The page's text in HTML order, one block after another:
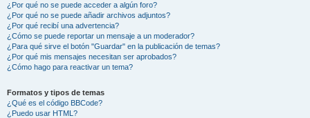
¿Por qué no se puede acceder a algún foro?
¿Por qué no se puede añadir archivos adjuntos?
¿Por qué recibí una advertencia?
¿Cómo se puede reportar un mensaje a un moderador?
¿Para qué sirve el botón "Guardar" en la publicación de temas?
¿Por qué mis mensajes necesitan ser aprobados?
¿Cómo hago para reactivar un tema?
Formatos y tipos de temas
¿Qué es el código BBCode?
¿Puedo usar HTML?